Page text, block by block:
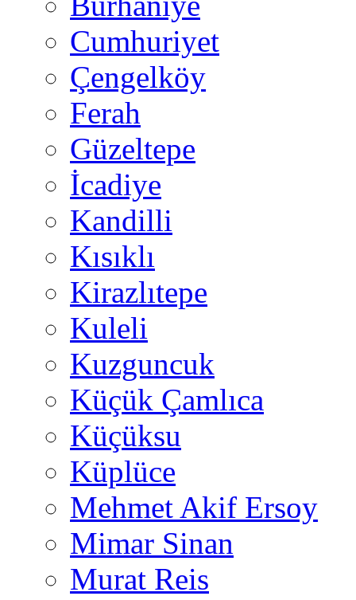
Cumhuriyet
Çengelköy
Ferah
Güzeltepe
İcadiye
Kandilli
Kısıklı
Kirazlıtepe
Kuleli
Kuzguncuk
Küçük Çamlıca
Küçüksu
Küplüce
Mehmet Akif Ersoy
Mimar Sinan
Murat Reis